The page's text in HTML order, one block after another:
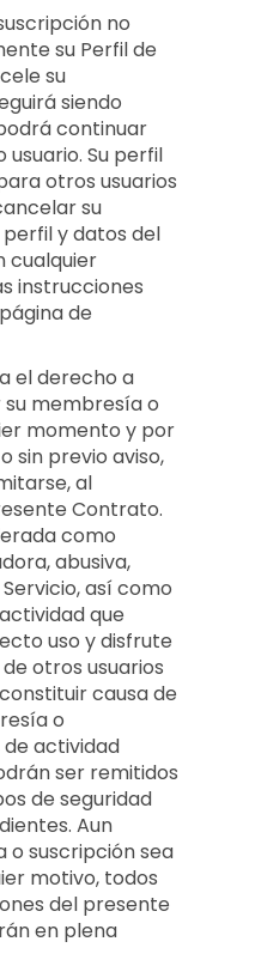
no
su Perfil de
su
siendo
continuar
usuario. Su perfil
otros usuarios
su
y datos del
cualquier
instrucciones
de
el derecho a
membresía o
momento y por
sin previo aviso,
al
Contrato.
como
abusiva,
así como
que
uso y disfrute
otros usuarios
causa de
o
de actividad
ser remitidos
de seguridad
Aun
o suscripción sea
motivo, todos
del presente
en plena